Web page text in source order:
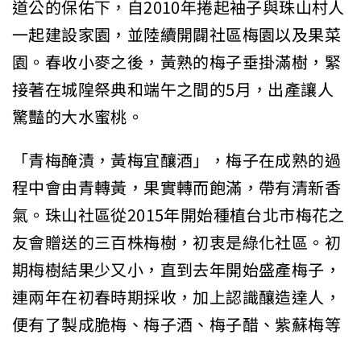
一起建設家園，並陸續開闢社區梅園以及果菜
園。春收小麥之後，黃熟的梅子垂掛滿樹，緊
接著在城隍祭典和端午之間的5月，出產讓人
驚豔的大水蜜桃。
「青梅醃漬，黃梅宜釀酒」，梅子在成熟的過
程中會由青轉黃，果實轉而飽滿，帶有清新香
氣。珠山社區從2015年開始種植台北市梅花之
友會贈送的三百株梅樹，初衷是綠化社區。初
期梅樹結果少又小，直到去年開始盛產梅子，
連兩年在初春時期採收，加上認識釀造達人，
便有了製成脆梅、梅子酒、梅子醋、紫蘇梅等